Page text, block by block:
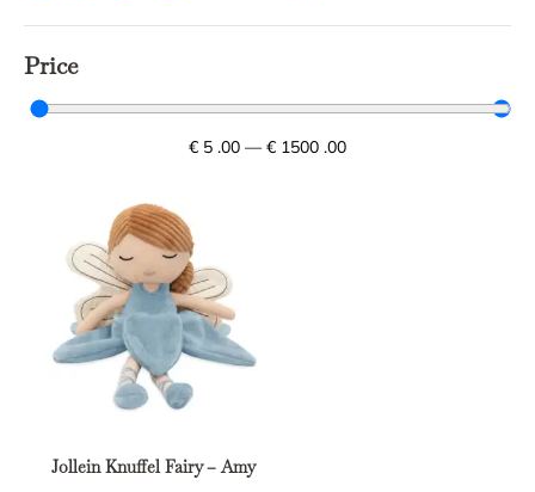
Price
€ 5 .00 — € 1500 .00
Jollein Knuffel Fairy – Amy